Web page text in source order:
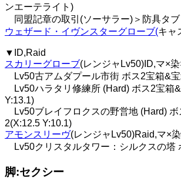
ンエーテライト)
同盟記章の取引(ソーサラー)＞防具タブ
ウェザード・イヴンスターグローブ(キャ
▼ID,Raid
スカリーグローブ(レンジャLv50)ID,マ×染
Lv50古アムダプール市街 ボス2宝箱&宝
Lv50ハラタリ修練所 (Hard) ボス2宝箱
Y:13.1)
Lv50ブレイフロクスの野営地 (Hard) ボ
2(X:12.5 Y:10.1)
アモンスリーヴ(レンジャLv50)Raid,マ×
Lv50クリスタルタワー：シルクスの塔
脚:セクシー